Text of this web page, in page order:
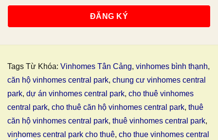
Tags Từ Khóa: Vinhomes Tân Cảng, vinhomes bình thạnh,
căn hộ vinhomes central park, chung cư vinhomes central
park, dự án vinhomes central park, cho thuê vinhomes
central park, cho thuê căn hộ vinhomes central park, thuê
căn hộ vinhomes central park, thuê vinhomes central park,
vinhomes central park cho thuê, cho thue vinhomes central